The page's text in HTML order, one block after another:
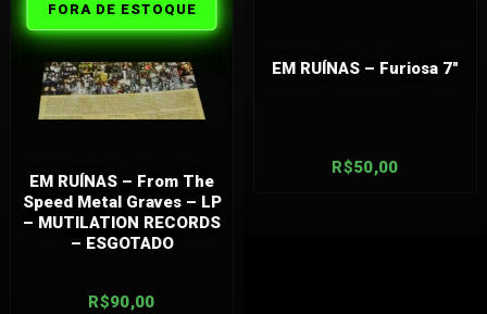
ESTOQUE
FORA DE ESTOQUE
EM RUÍNAS – From The
Speed Metal Graves – LP
– MUTILATION RECORDS
– ESGOTADO
R$90,00
EM RUÍNAS – Furiosa 7″
R$50,00